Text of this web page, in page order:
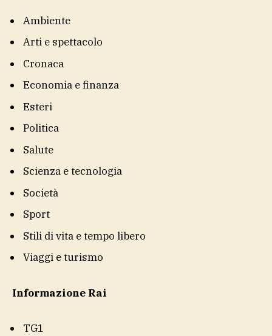
Ambiente
Arti e spettacolo
Cronaca
Economia e finanza
Esteri
Politica
Salute
Scienza e tecnologia
Società
Sport
Stili di vita e tempo libero
Viaggi e turismo
Informazione Rai
TG1